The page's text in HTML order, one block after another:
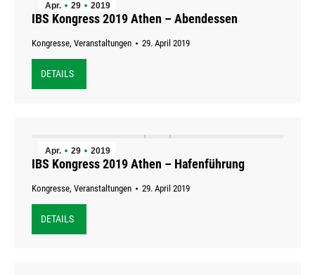
Apr. 29 2019
IBS Kongress 2019 Athen – Abendessen
Kongresse, Veranstaltungen 29. April 2019
DETAILS
Apr. 29 2019
IBS Kongress 2019 Athen – Hafenführung
Kongresse, Veranstaltungen 29. April 2019
DETAILS